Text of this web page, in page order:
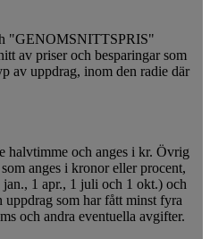
"GENOMSNITTSPRIS"
av priser och besparingar som
av uppdrag, inom den radie där
halvtimme och anges i kr. Övrig
anges i kronor eller procent,
1 apr., 1 juli och 1 okt.) och
uppdrag som har fått minst fyra
och andra eventuella avgifter.